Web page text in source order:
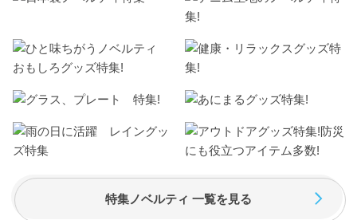
特集ノベルティ 一覧を見る